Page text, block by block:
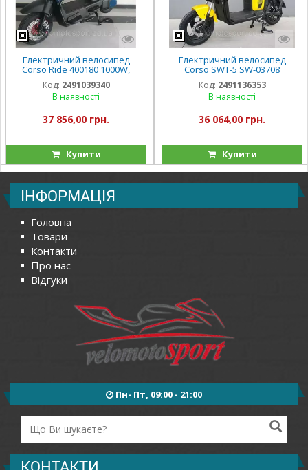
Електричний велосипед
Corso Ride 400180 1000W,
акумулятор 72V/20Ah, в
коробці
Код: 2491039340
В наявності
37 856,00 грн.
Купити
Електричний велосипед
Corso SWT-5 SW-03708
двигун 1000W
Код: 2491136353
В наявності
36 064,00 грн.
Купити
ІНФОРМАЦІЯ
Головна
Товари
Контакти
Про нас
Відгуки
Пн- Пт, 09:00 - 21:00